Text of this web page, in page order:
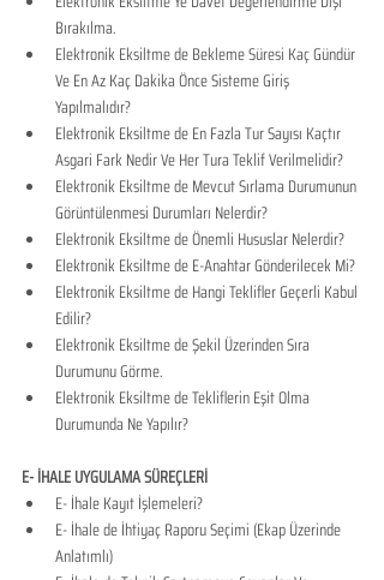
Bırakılma.
Elektronik Eksiltme de Bekleme Süresi Kaç Gündür
Ve En Az Kaç Dakika Önce Sisteme Giriş
Yapılmalıdır?
Elektronik Eksiltme de En Fazla Tur Sayısı Kaçtır
Asgari Fark Nedir Ve Her Tura Teklif Verilmelidir?
Elektronik Eksiltme de Mevcut Sırlama Durumunun
Görüntülenmesi Durumları Nelerdir?
Elektronik Eksiltme de Önemli Hususlar Nelerdir?
Elektronik Eksiltme de E-Anahtar Gönderilecek Mi?
Elektronik Eksiltme de Hangi Teklifler Geçerli Kabul
Edilir?
Elektronik Eksiltme de Şekil Üzerinden Sıra
Durumunu Görme.
Elektronik Eksiltme de Tekliflerin Eşit Olma
Durumunda Ne Yapılır?
E- İHALE UYGULAMA SÜREÇLERİ
​E- İhale Kayıt İşlemeleri?
E- İhale de İhtiyaç Raporu Seçimi (Ekap Üzerinde
Anlatımlı)